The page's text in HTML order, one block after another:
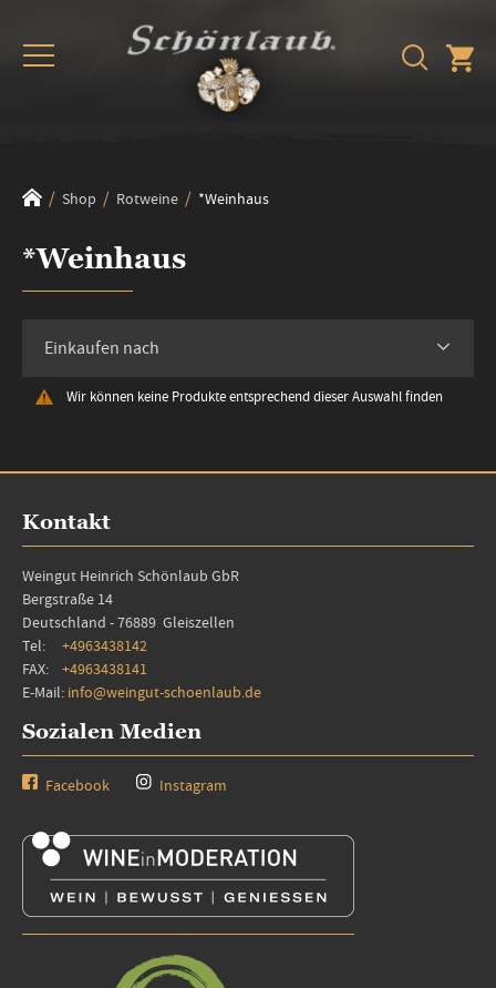
Shop Rotweine *Weinhaus
*Weinhaus
Wir können keine Produkte entsprechend dieser Auswahl finden
Einkaufen nach
Kontakt
Weingut Heinrich Schönlaub GbR
Bergstraße 14
Deutschland - 76889 Gleiszellen
Tel: +4963438142
FAX: +4963438141
E-Mail: info@weingut-schoenlaub.de
Sozialen Medien
Facebook Instagram